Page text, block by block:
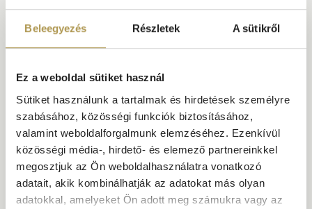
Beleegyezés Részletek A sütikről
Ez a weboldal sütiket használ
Sütiket használunk a tartalmak és hirdetések személyre
szabásához, közösségi funkciók biztosításához,
valamint weboldalforgalmunk elemzéséhez. Ezenkívül
közösségi média-, hirdető- és elemező partnereinkkel
megosztjuk az Ön weboldalhasználatra vonatkozó
adatait, akik kombinálhatják az adatokat más olyan
adatokkal, amelyeket Ön adott meg számukra vagy az
Standard szoba tengerre néző kilátással –
melléképület
Méret: 27 m² Tengerre néző kilátás Legfeljebb 2 fő
1 king-size franciaágy vagy két külön ágy
Hotel melléképülete
A Grand Hotel Villa Camellia melléképületében található Standard